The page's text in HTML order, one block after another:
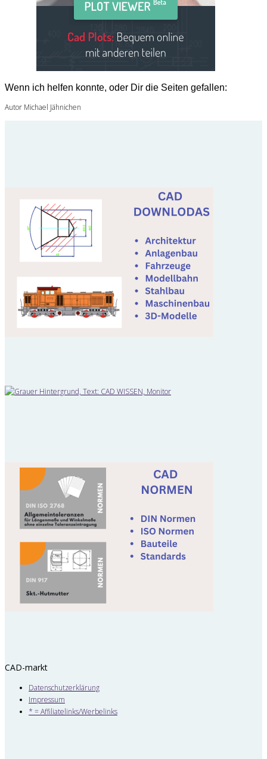
Wenn ich helfen konnte, oder Dir die Seiten gefallen:
Autor Michael Jähnichen
CAD-markt
Datenschutzerklärung
Impressum
* = Affiliatelinks/Werbelinks